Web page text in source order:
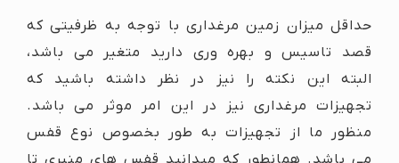
حداقل میزان زمین مرغداری با توجه به ظرفیتی که
قصد تاسیس و بهره وری دارید متغیر می باشد،
البته این نکته را نیز در نظر داشته باشید که
تجهیزات مرغداری نیز در این امر موثر می باشد.
منظور ما از تجهیزات به طور بخصوص نوع قفس